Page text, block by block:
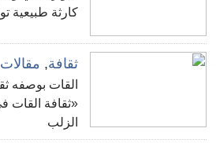
كارثة طبيعية
ثقافة,
القات بوصفه
«ثقافة القات
الزلب